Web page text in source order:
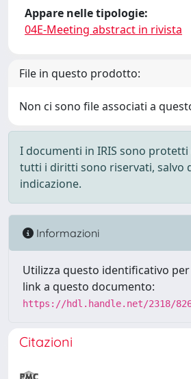
Appare nelle tipologie:
04E-Meeting abstract in rivista
File in questo prodotto:
Non ci sono file associati a
I documenti in IRIS sono
tutti i diritti sono riservati, salvo
indicazione.
Informazioni
Utilizza questo identificativo
link a questo documento:
https://hdl.handle.net/2318/
Citazioni